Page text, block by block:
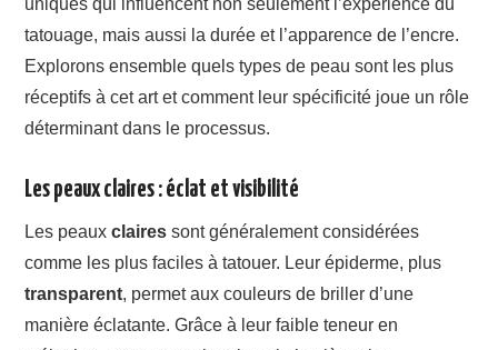
uniques qui influencent non seulement l’expérience du
tatouage, mais aussi la durée et l’apparence de l’encre.
Explorons ensemble quels types de peau sont les plus
réceptifs à cet art et comment leur spécificité joue un rôle
déterminant dans le processus.
Les peaux claires : éclat et visibilité
Les peauxclaires sont généralement considérées
comme les plus faciles à tatouer. Leur épiderme, plus
transparent, permet aux couleurs de briller d’une
manière éclatante. Grâce à leur faible teneur en